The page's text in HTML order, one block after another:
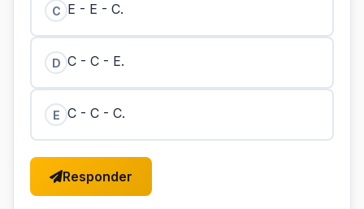
C E - E - C.
D C - C - E.
E C - C - C.
Responder